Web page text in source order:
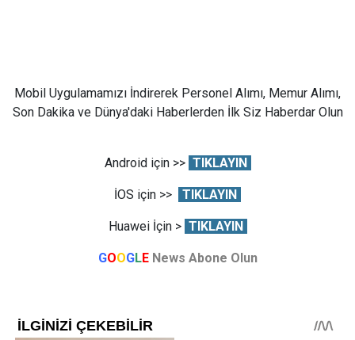
Mobil Uygulamamızı İndirerek Personel Alımı, Memur Alımı,
Son Dakika ve Dünya'daki Haberlerden İlk Siz Haberdar Olun
Android için >> TIKLAYIN
İOS için >> TIKLAYIN
Huawei İçin > TIKLAYIN
GOOGLE News Abone Olun